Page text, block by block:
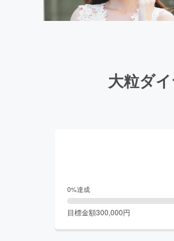
大粒ダ
0%達成
目標金額300,000円